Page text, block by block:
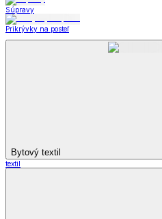
Súpravy
Prikrývky na posteľ
Bytový textil
textil